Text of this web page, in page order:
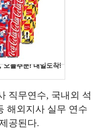
직무연수, 국내외 석
해외지사 실무 연수
공된다.